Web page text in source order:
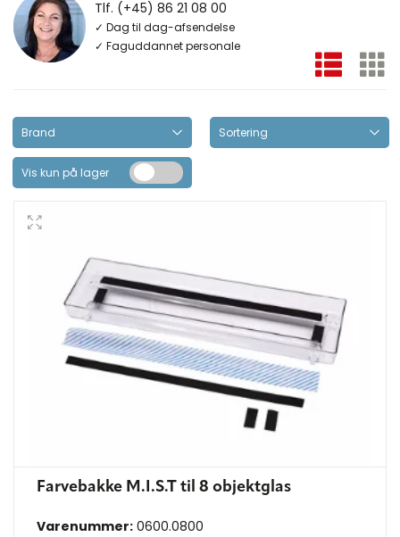
Tlf. (+45) 86 21 08 00
✓ Dag til dag-afsendelse
✓ Faguddannet personale
Vis kun på lager
Farvebakke M.I.S.T til 8 objektglas
Varenummer: 0600.0800